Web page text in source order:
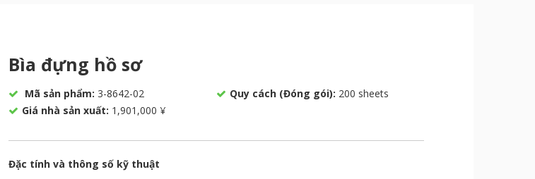
Bìa đựng hồ sơ
Mã sản phẩm: 3-8642-02 Quy cách (Đóng gói): 200 sheets
Giá nhà sản xuất: 1,901,000 ¥
Đặc tính và thông số kỹ thuật